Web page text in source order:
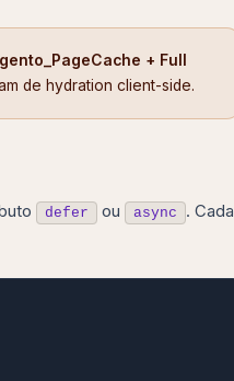
+ Full
de hydration client-side.
defer ou async
. Cada